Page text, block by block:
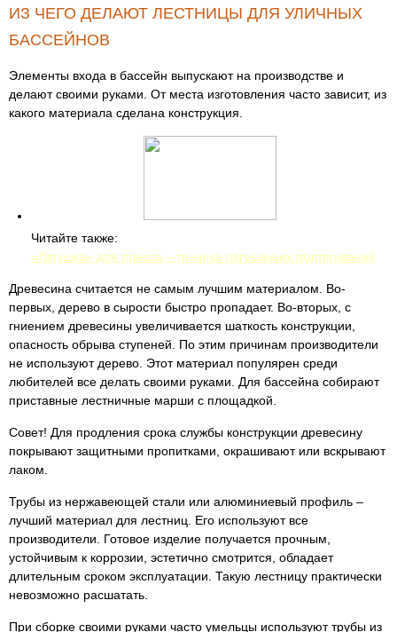
ИЗ ЧЕГО ДЕЛАЮТ ЛЕСТНИЦЫ ДЛЯ УЛИЧНЫХ
БАССЕЙНОВ
Элементы входа в бассейн выпускают на производстве и
делают своими руками. От места изготовления часто зависит, из
какого материала сделана конструкция.
Читайте также:
«Лягушка» для пресса – техника лягушачьих подтягиваний
Древесина считается не самым лучшим материалом. Во-
первых, дерево в сырости быстро пропадает. Во-вторых, с
гниением древесины увеличивается шаткость конструкции,
опасность обрыва ступеней. По этим причинам производители
не используют дерево. Этот материал популярен среди
любителей все делать своими руками. Для бассейна собирают
приставные лестничные марши с площадкой.
Совет! Для продления срока службы конструкции древесину
покрывают защитными пропитками, окрашивают или вскрывают
лаком.
Трубы из нержавеющей стали или алюминиевый профиль –
лучший материал для лестниц. Его используют все
производители. Готовое изделие получается прочным,
устойчивым к коррозии, эстетично смотрится, обладает
длительным сроком эксплуатации. Такую лестницу практически
невозможно расшатать.
При сборке своими руками часто умельцы используют трубы из